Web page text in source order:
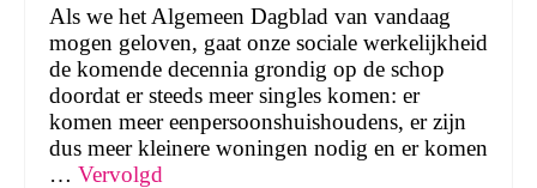
Als we het Algemeen Dagblad van vandaag
mogen geloven, gaat onze sociale werkelijkheid
de komende decennia grondig op de schop
doordat er steeds meer singles komen: er
komen meer eenpersoonshuishoudens, er zijn
dus meer kleinere woningen nodig en er komen
… Vervolgd